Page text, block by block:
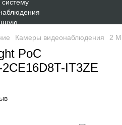
Камеры видеонаблюдения 2
PoC
IT3ZE